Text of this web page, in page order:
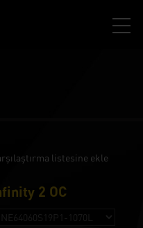
listesine ekle
2 OC